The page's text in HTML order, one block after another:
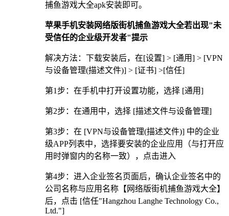
捕鱼游戏大全apk安装即可。
苹果手机安装网络版街机捕鱼游戏大全若出现"未
受信任的企业级开发者"提示
解决方法：下载安装后，在[设置] > [通用] > [VPN
与设备管理(描述文件)] > [证书] >[信任]
第1步：在手机中打开设置功能，选择 [通用]
第2步：在通用中，选择 [描述文件与设备管理]
第3步：在 [VPN与设备管理(描述文件)] 中的企业
级APP列表中，选择要安装的企业应用（与打开应
用时弹窗内的名称一致），点击进入
第4步：进入企业签名页面后，确认企业签名中的
公司名称与应用名称【网络版街机捕鱼游戏大全】
后，点击 [信任"Hangzhou Langhe Technology Co.,
Ltd."]